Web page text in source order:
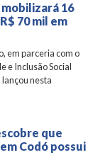
16
70 mil em
em parceria com o
e Inclusão Social
lançou nesta
que
Codó possui